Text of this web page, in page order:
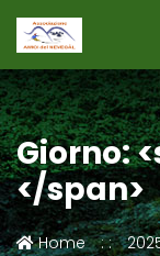
Giorno:
</span>
Home